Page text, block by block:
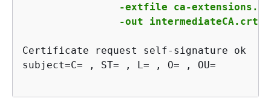
		-out intermediateCA.crt
Certificate request self-signature ok